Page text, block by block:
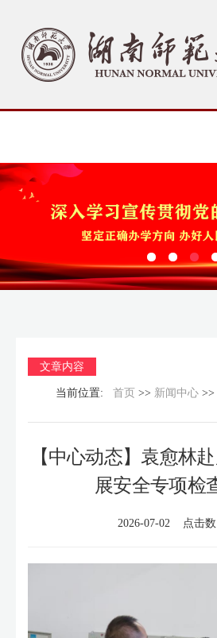
文章内容
当前位置: 首页 >> 新闻中心 >>
【中心动态】袁愈林
展安全专项检
2026-07-02 点击数